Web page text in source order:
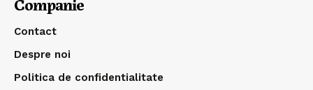
Contact
Despre noi
Politica de confidentialitate